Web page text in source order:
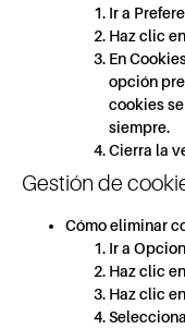
Ir a
Haz clic
En
opción
cookies
siempre.
Cierra la
Gestión de
Cómo eliminar
Ir a
Haz clic
Haz clic